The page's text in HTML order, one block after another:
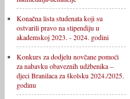
Konačna lista studenata koji su
ostvarili pravo na stipendiju u
akademskoj 2023. - 2024. godini
Konkurs za dodjelu novčane pomoći
za nabavku obaveznih udžbenika –
djeci Branilaca za školsku 2024./2025.
godinu